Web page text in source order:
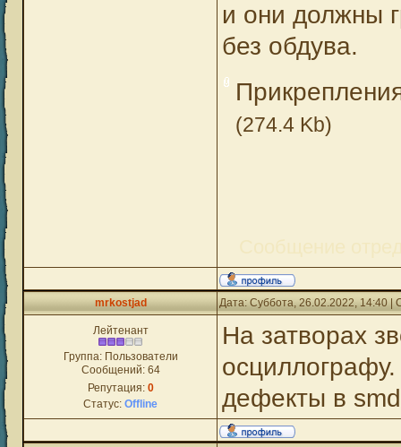
и они должны
без обдува.
(274.4 Kb)
mrkostjad Дата: Суббота, 26.02.2022, 14:40
Лейтенант
Группа: Пользователи
Сообщений: 64
Репутация: 0
Статус: Offline
На затворах
дефекты в